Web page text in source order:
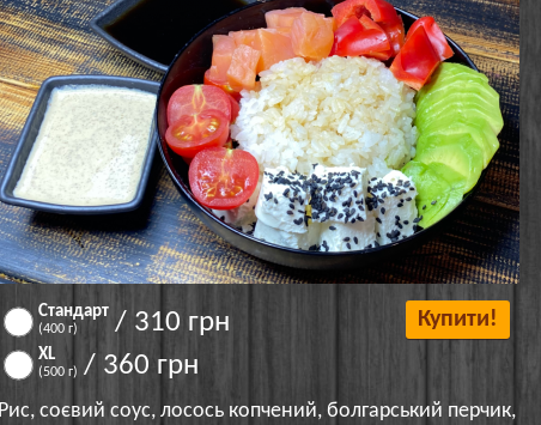
Стандарт
(400 г) / 310 грн
XL
(500 г) / 360 грн
Купити!
Рис, соєвий соус, лосось копчений, болгарський перчик,